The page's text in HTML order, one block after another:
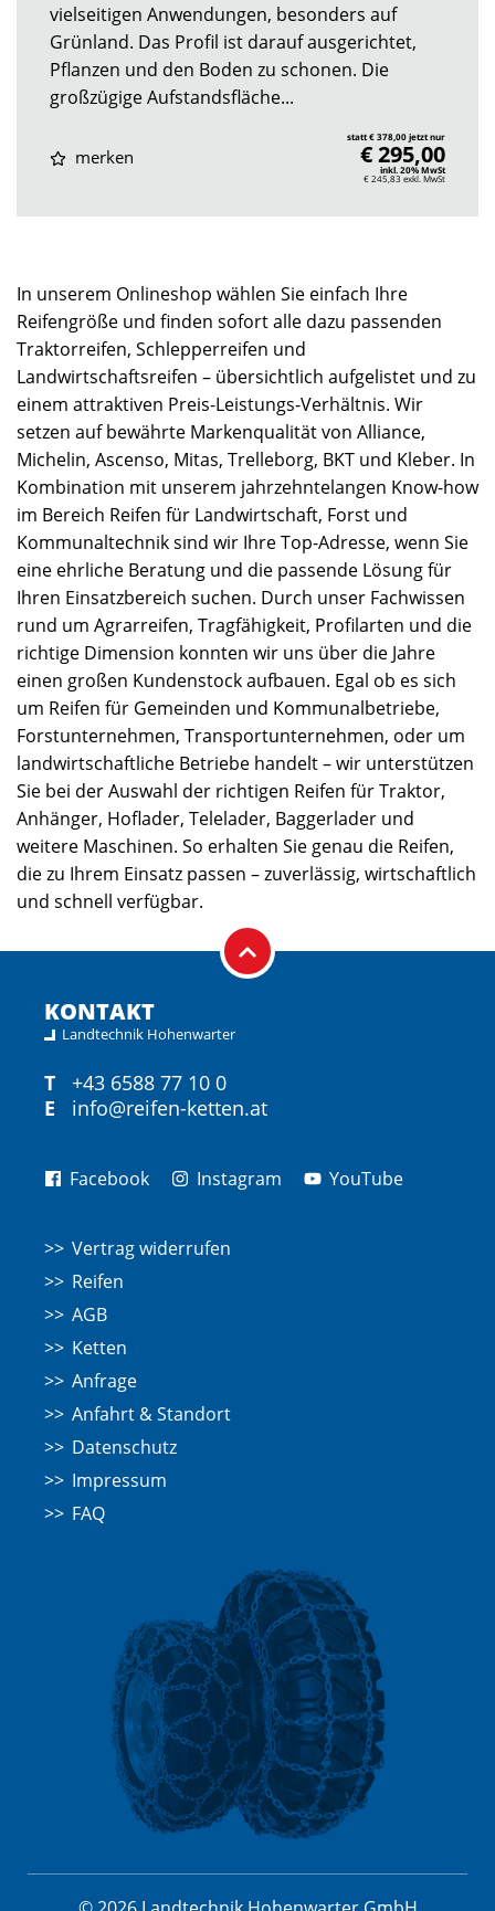
vielseitigen Anwendungen, besonders auf
Grünland. Das Profil ist darauf ausgerichtet,
Pflanzen und den Boden zu schonen. Die
großzügige Aufstandsfläche...
merken
statt € 378,00 jetzt nur
€ 295,00
inkl. 20% MwSt
€ 245,83 exkl. MwSt
In unserem Onlineshop wählen Sie einfach Ihre
Reifengröße und finden sofort alle dazu passenden
Traktorreifen, Schlepperreifen und
Landwirtschaftsreifen – übersichtlich aufgelistet und zu
einem attraktiven Preis-Leistungs-Verhältnis. Wir
setzen auf bewährte Markenqualität von Alliance,
Michelin, Ascenso, Mitas, Trelleborg, BKT und Kleber. In
Kombination mit unserem jahrzehntelangen Know-how
im Bereich Reifen für Landwirtschaft, Forst und
Kommunaltechnik sind wir Ihre Top-Adresse, wenn Sie
eine ehrliche Beratung und die passende Lösung für
Ihren Einsatzbereich suchen. Durch unser Fachwissen
rund um Agrarreifen, Tragfähigkeit, Profilarten und die
richtige Dimension konnten wir uns über die Jahre
einen großen Kundenstock aufbauen. Egal ob es sich
um Reifen für Gemeinden und Kommunalbetriebe,
Forstunternehmen, Transportunternehmen, oder um
landwirtschaftliche Betriebe handelt – wir unterstützen
Sie bei der Auswahl der richtigen Reifen für Traktor,
Anhänger, Hoflader, Telelader, Baggerlader und
weitere Maschinen. So erhalten Sie genau die Reifen,
die zu Ihrem Einsatz passen – zuverlässig, wirtschaftlich
und schnell verfügbar.
KONTAKT
Landtechnik Hohenwarter
T
+43 6588 77 10 0
E
info@reifen-ketten.at
Facebook Instagram YouTube
Vertrag widerrufen
Reifen
AGB
Ketten
Anfrage
Anfahrt & Standort
Datenschutz
Impressum
FAQ